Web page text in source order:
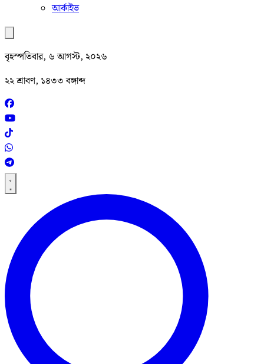
আর্কাইভ
বৃহস্পতিবার, ৬ আগস্ট, ২০২৬
২২ শ্রাবণ, ১৪৩৩ বঙ্গাব্দ